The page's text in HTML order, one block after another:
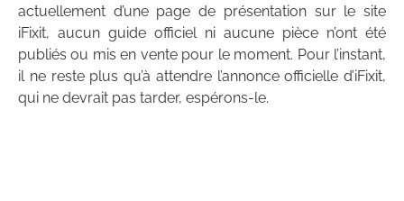
actuellement d’une page de présentation sur le site
iFixit, aucun guide officiel ni aucune pièce n’ont été
publiés ou mis en vente pour le moment. Pour l’instant,
il ne reste plus qu’à attendre l’annonce officielle d’iFixit,
qui ne devrait pas tarder, espérons-le.